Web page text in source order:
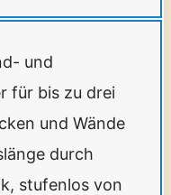
und
für bis zu drei
und Wände
durch
stufenlos von